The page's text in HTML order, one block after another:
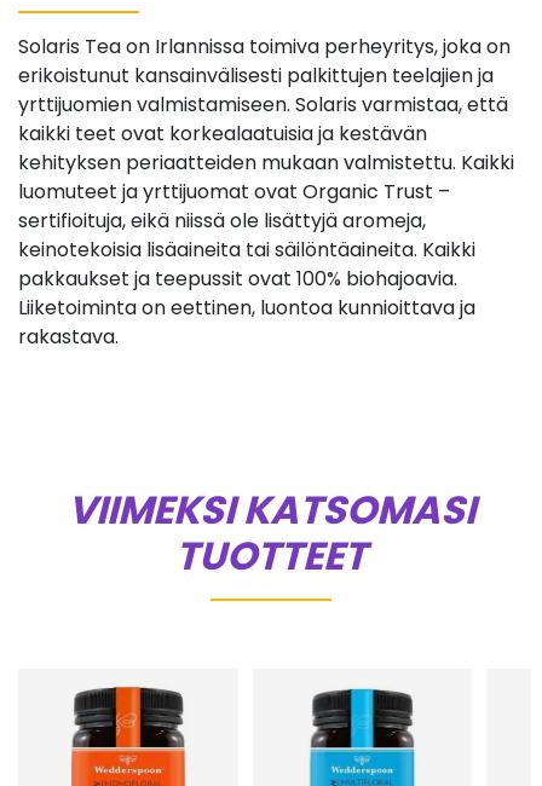
Solaris Tea on Irlannissa toimiva perheyritys, joka on
erikoistunut kansainvälisesti palkittujen teelajien ja
yrttijuomien valmistamiseen. Solaris varmistaa, että
kaikki teet ovat korkealaatuisia ja kestävän
kehityksen periaatteiden mukaan valmistettu. Kaikki
luomuteet ja yrttijuomat ovat Organic Trust –
sertifioituja, eikä niissä ole lisättyjä aromeja,
keinotekoisia lisäaineita tai säilöntäaineita. Kaikki
pakkaukset ja teepussit ovat 100% biohajoavia.
Liiketoiminta on eettinen, luontoa kunnioittava ja
rakastava.
VIIMEKSI KATSOMASI
TUOTTEET